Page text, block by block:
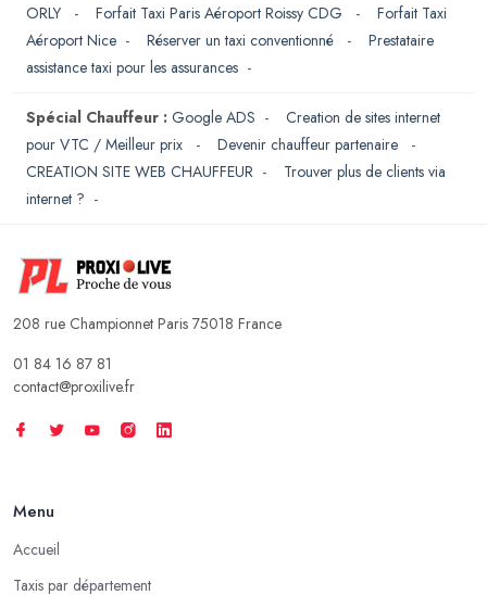
ORLY
- Forfait Taxi Paris Aéroport Roissy CDG - Forfait Taxi
Aéroport Nice - Réserver un taxi conventionné - Prestataire
assistance taxi pour les assurances -
Spécial Chauffeur : Google ADS - Creation de sites internet
pour VTC / Meilleur prix
- Devenir chauffeur partenaire
-
CREATION SITE WEB CHAUFFEUR - Trouver plus de clients via
internet ? -
208 rue Championnet Paris 75018 France
01 84 16 87 81
contact@proxilive.fr
Menu
Accueil
Taxis par département